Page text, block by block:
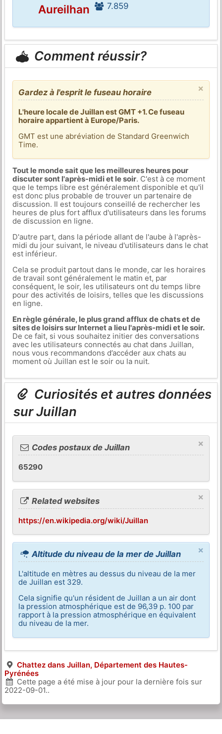
Aureilhan
7.859
Comment réussir?
×
Gardez à l'esprit le fuseau horaire
L'heure locale de Juillan est GMT +1. Ce fuseau
horaire appartient à Europe/Paris.
GMT est une abréviation de Standard Greenwich
Time.
Tout le monde sait que les meilleures heures pour
discuter sont l'après-midi et le soir. C'est à ce moment
que le temps libre est généralement disponible et qu'il
est donc plus probable de trouver un partenaire de
discussion. Il est toujours conseillé de rechercher les
heures de plus fort afflux d'utilisateurs dans les forums
de discussion en ligne.
D'autre part, dans la période allant de l'aube à l'après-
midi du jour suivant, le niveau d'utilisateurs dans le chat
est inférieur.
Cela se produit partout dans le monde, car les horaires
de travail sont généralement le matin et, par
conséquent, le soir, les utilisateurs ont du temps libre
pour des activités de loisirs, telles que les discussions
en ligne.
En règle générale, le plus grand afflux de chats et de
sites de loisirs sur Internet a lieu l'après-midi et le soir.
De ce fait, si vous souhaitez initier des conversations
avec les utilisateurs connectés au chat dans Juillan,
nous vous recommandons d’accéder aux chats au
moment où Juillan est le soir ou la nuit.
Curiosités et autres données
sur Juillan
×
Codes postaux de Juillan
65290
×
Related websites
https://en.wikipedia.org/wiki/Juillan
×
Altitude du niveau de la mer de Juillan
L'altitude en mètres au dessus du niveau de la mer
de Juillan est 329.
Cela signifie qu'un résident de Juillan a un air dont
la pression atmosphérique est de 96,39 p. 100 par
rapport à la pression atmosphérique en équivalent
du niveau de la mer.
Chattez dans Juillan, Département des Hautes-
Pyrénées
Cette page a été mise à jour pour la dernière fois sur
2022-09-01..